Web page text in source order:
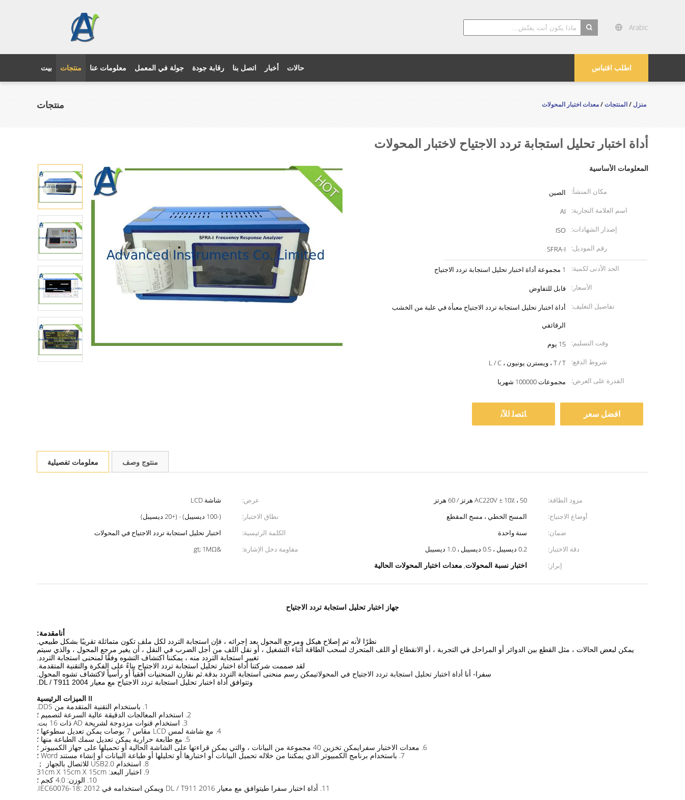
Arabic
اطلب اقتباس بيت منتجات معلومات عنا جولة في المعمل رقابة جودة اتصل بنا أخبار حالات
منتجات منزل/المنتجات/معدات اختبار المحولات
أداة اختبار تحليل استجابة تردد الاجتياح لاختبار المحولات
المعلومات الأساسية
مكان المنشأ:
الصين
اسم العلامة التجارية:
AI
إصدار الشهادات:
ISO
رقم الموديل:
SFRA-I
الحد الأدنى لكمية:
1 مجموعة أداة اختبار تحليل استجابة تردد الاجتياح
الأسعار:
قابل للتفاوض
تفاصيل التغليف:
أداة اختبار تحليل استجابة تردد الاجتياح معبأة في علبة من الخشب
الرقائقي
وقت التسليم:
15 يوم
شروط الدفع:
T / T ، ويسترن يونيون ، L / C
القدرة على العرض:
مجموعات 100000 شهريا
افضل سعر ﺎﺘﺼﻟ ﺍﻶﻧ
معلومات تفصيلية منتوج وصف
مزود الطاقة: AC220V ± 10٪ ، 50 هرتز / 60 هرتز عرض:
شاشة LCD
أوضاع الاجتياح:
المسح الخطي ، مسح المقطع نطاق الاختبار:
(-100 ديسيبل) - (+20 ديسيبل)
ضمان:
سنة واحدة الكلمة الرئيسية:
اختبار تحليل استجابة تردد الاجتياح في المحولات
دقة الاختبار:
0.2 ديسيبل ، 0.5 ديسيبل ، 1.0 ديسيبل مقاومة دخل الإشارة:
&gt; 1MΩ
إبراز:
اختبار نسبة المحولات, معدات اختبار المحولات الحالية
جهاز اختبار تحليل استجابة تردد الاجتياح
أنامقدمة:
نظرًا لأنه تم إصلاح هيكل ومرجع المحول بعد إجرائه ، فإن استجابة التردد لكل ملف تكون متماثلة تقريبًا بشكل طبيعي.
يمكن لبعض الحالات ، مثل القطع بين الدوائر أو المراحل في التجربة ، أو الانقطاع أو اللف المتحرك لسحب الطاقة أثناء التشغيل ، أو نقل اللف من أجل الضرب في النقل ، أن يغير مرجع المحول ، والذي سيتم
تغيير استجابة التردد منه ، يمكننا اكتشاف التشوه وفقًا لمنحنى استجابة التردد.
لقد صممت شركتنا أداة اختبار تحليل استجابة تردد الاجتياح بناءً على الفكرة والتقنية المتقدمة.
سفرا- أنا أداة اختبار تحليل استجابة تردد الاجتياح في المحولاتيمكن رسم منحنى استجابة التردد بدقة.ثم نقارن المنحنيات أفقياً أو رأسياً لاكتشاف تشوه المحول.
وتتوافق أداة اختبار تحليل استجابة تردد الاجتياح مع معيار DL / T911 2004.
II الميزات الرئيسية
1. باستخدام التقنية المتقدمة من DDS.
2. استخدام المعالجات الدقيقة عالية السرعة لتصميم ؛
3. استخدام قنوات مزدوجة لشريحة AD ذات 16 بت.
4. مع شاشة لمس LCD مقاس 7 بوصات يمكن تعديل سطوعها ؛
5. مع طابعة حرارية يمكن تعديل سمك الطباعة منها ؛
6. معدات الاختبار سفرايمكن تخزين 40 مجموعة من البيانات ، والتي يمكن قراءتها على الشاشة الحالية أو تحميلها على جهاز الكمبيوتر ؛
7. باستخدام برنامج الكمبيوتر الذي يمكننا من خلاله تحميل البيانات أو اختبارها أو تحليلها أو طباعة البيانات أو إنشاء مستند Word ؛
8. استخدام USB2.0 للاتصال بالجهاز ；
9. اختبار البعد: 31cm X 15cm X 15cm
10. الوزن: 4.0 كجم ؛
11. أداة اختبار سفرا طيتوافق مع معيار DL / T911 2016 ويمكن استخدامه في IEC60076-18: 2012.